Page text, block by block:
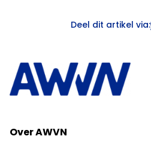
Deel dit artikel via:
Over AWVN